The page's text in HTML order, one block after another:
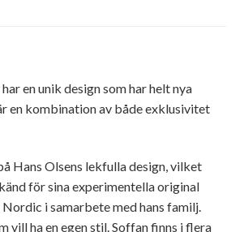
en unik design som har helt nya
en kombination av både exklusivitet
Hans Olsens lekfulla design, vilket
för sina experimentella original
i samarbete med hans familj.
vill ha en egen stil. Soffan finns i flera